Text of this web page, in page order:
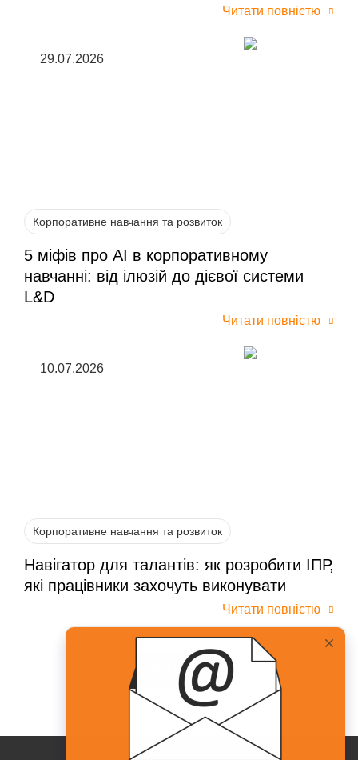
Читати повністю
29.07.2026
Корпоративне навчання та розвиток
5 міфів про AI в корпоративному
навчанні: від ілюзій до дієвої системи
L&D
Читати повністю
10.07.2026
Корпоративне навчання та розвиток
Навігатор для талантів: як розробити ІПР,
які працівники захочуть виконувати
Читати повністю
Всі статті